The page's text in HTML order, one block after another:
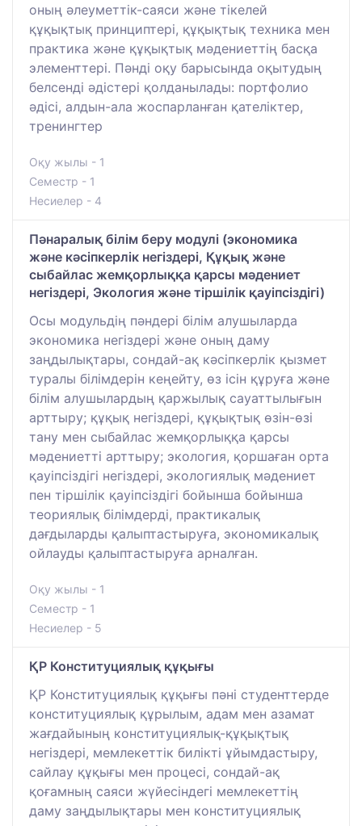
оның әлеуметтік-саяси және тікелей
құқықтық принциптері, құқықтық техника мен
практика және құқықтық мәдениеттің басқа
элементтері. Пәнді оқу барысында оқытудың
белсенді әдістері қолданылады: портфолио
әдісі, алдын-ала жоспарланған қателіктер,
тренингтер
Оқу жылы - 1
Семестр - 1
Несиелер - 4
Пәнаралық білім беру модулі (экономика
және кәсіпкерлік негіздері, Құқық және
сыбайлас жемқорлыққа қарсы мәдениет
негіздері, Экология және тіршілік қауіпсіздігі)
Осы модульдің пәндері білім алушыларда
экономика негіздері және оның даму
заңдылықтары, сондай-ақ кәсіпкерлік қызмет
туралы білімдерін кеңейту, өз ісін құруға және
білім алушылардың қаржылық сауаттылығын
арттыру; құқық негіздері, құқықтық өзін-өзі
тану мен сыбайлас жемқорлыққа қарсы
мәдениетті арттыру; экология, қоршаған орта
қауіпсіздігі негіздері, экологиялық мәдениет
пен тіршілік қауіпсіздігі бойынша бойынша
теориялық білімдерді, практикалық
дағдыларды қалыптастыруға, экономикалық
ойлауды қалыптастыруға арналған.
Оқу жылы - 1
Семестр - 1
Несиелер - 5
ҚР Конституциялық құқығы
ҚР Конституциялық құқығы пәні студенттерде
конституциялық құрылым, адам мен азамат
жағдайының конституциялық-құқықтық
негіздері, мемлекеттік билікті ұйымдастыру,
сайлау құқығы мен процесі, сондай-ақ
қоғамның саяси жүйесіндегі мемлекеттің
даму заңдылықтары мен конституциялық